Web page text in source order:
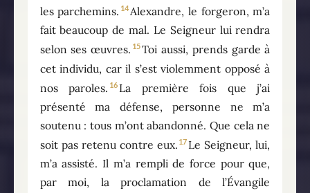
les parchemins. 14Alexandre, le forgeron, m’a
fait beaucoup de mal. Le Seigneur lui rendra
selon ses œuvres. 15Toi aussi, prends garde à
cet individu, car il s’est violemment opposé à
nos paroles. 16 La première fois que j’ai
présenté ma défense, personne ne m’a
soutenu : tous m’ont abandonné. Que cela ne
soit pas retenu contre eux. 17 Le Seigneur, lui,
m’a assisté. Il m’a rempli de force pour que,
par moi, la proclamation de l’Évangile